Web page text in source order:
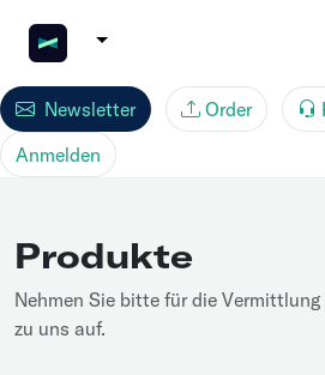
Newsletter Order
Anmelden
Produkte
Nehmen Sie bitte für die
zu uns auf.